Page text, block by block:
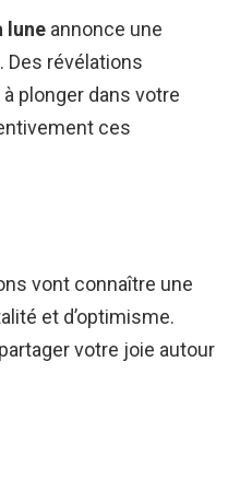
lune annonce une
Des révélations
plonger dans votre
ces
vont connaître une
et d’optimisme.
votre joie autour